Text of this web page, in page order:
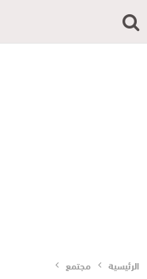
الرئيسية مجتمع